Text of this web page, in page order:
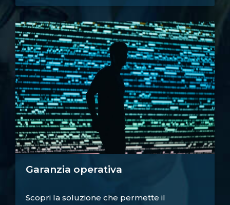
Garanzia operativa
Scopri la soluzione che permette il